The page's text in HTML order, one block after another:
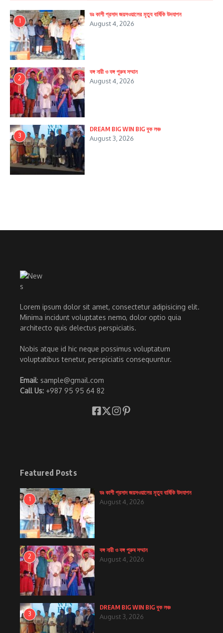
1
ডঃ কাশী প্রসাদ জয়সওয়ালের মৃত্যু বার্ষিকি উদযাপন
August 4, 2026
2
বঙ্গ নারী ও বঙ্গ পুরুষ সম্মান
August 4, 2026
3
DREAM BIG WIN BIG বুক লঞ্চ
August 3, 2026
Lorem ipsum dolor sit amet, consectetur adipisicing elit.
Minima incidunt voluptates nemo, dolor optio quia
architecto quis delectus perspiciatis.
Nobis atque id hic neque possimus voluptatum
voluptatibus tenetur, perspiciatis consequuntur.
Email: sample@gmail.com
Call Us: +987 95 95 64 82
Featured Posts
1
ডঃ কাশী প্রসাদ জয়সওয়ালের মৃত্যু বার্ষিকি উদযাপন
August 4, 2026
2
বঙ্গ নারী ও বঙ্গ পুরুষ সম্মান
August 4, 2026
3
DREAM BIG WIN BIG বুক লঞ্চ
August 3, 2026